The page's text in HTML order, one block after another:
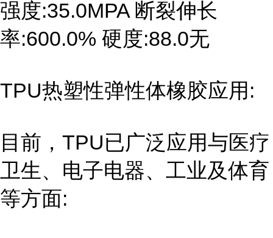
强度:35.0MPA 断裂伸长
率:600.0% 硬度:88.0无
TPU热塑性弹性体橡胶应用:
目前，TPU已广泛应用与医疗
卫生、电子电器、工业及体育
等方面: